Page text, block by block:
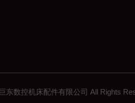
东数控机床配件有限公司 All Rights